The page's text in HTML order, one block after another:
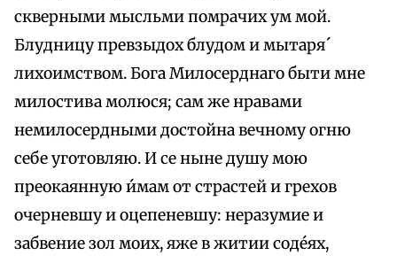
скверными мысльми помрачих ум мой.
Блудницу превзыдох блудом и мытаря́
лихоимством. Бога Милосерднаго быти мне
милостива молюся; сам же нравами
немилосердными достойна вечному огню
себе уготовляю. И се ныне душу мою
преокаянную и́мам от страстей и грехов
очерневшу и оцепеневшу: неразумие и
забвение зол моих, яже в житии соде́ях,